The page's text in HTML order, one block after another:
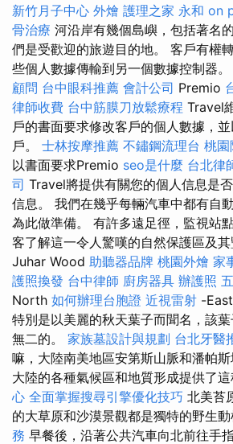
新竹月子中心 外燴 護理之家 永和 on
骨治療 河沿岸有幾個島嶼，包括著名
們是受歡迎的旅遊目的地。 客戶有權
些個人數據傳輸到另一個數據控制器。
顧問 台中眼科推薦 會計公司 Premio
律師收費 台中筋膜刀放鬆療程 Travel
戶的書面要求修改客戶的個人數據，
戶。 士林按摩推薦 不鏽鋼流理台 桃園
以書面要求Premio seo是什麼 台北律
司 Travel將提供有關您的個人信息是
信息。 我們在幾乎每輛汽車中都有自
為此做準備。 有許多遠足徑，監視站
客了解這一令人驚嘆的自然保護區及其
Juhar Wood 助聽器品牌 桃園外燴 家
護照換發 台中律師 廚房器具 辦護照
North 如何辦理台胞證 近視雷射 -
特別是以美麗的秋天葉子而聞名，該
無二的。 家族墓設計與規劃 台北牙醫
嘛，大陸南美地區安第斯山脈和潘帕斯
大陸的各種氣候區和地質形成提供了這
心 全面掌握搜尋引擎優化技巧 北美苔
的大草原和沙漠景觀都是獨特的野生動
務 早餐後，沿著公共汽車向北前往手